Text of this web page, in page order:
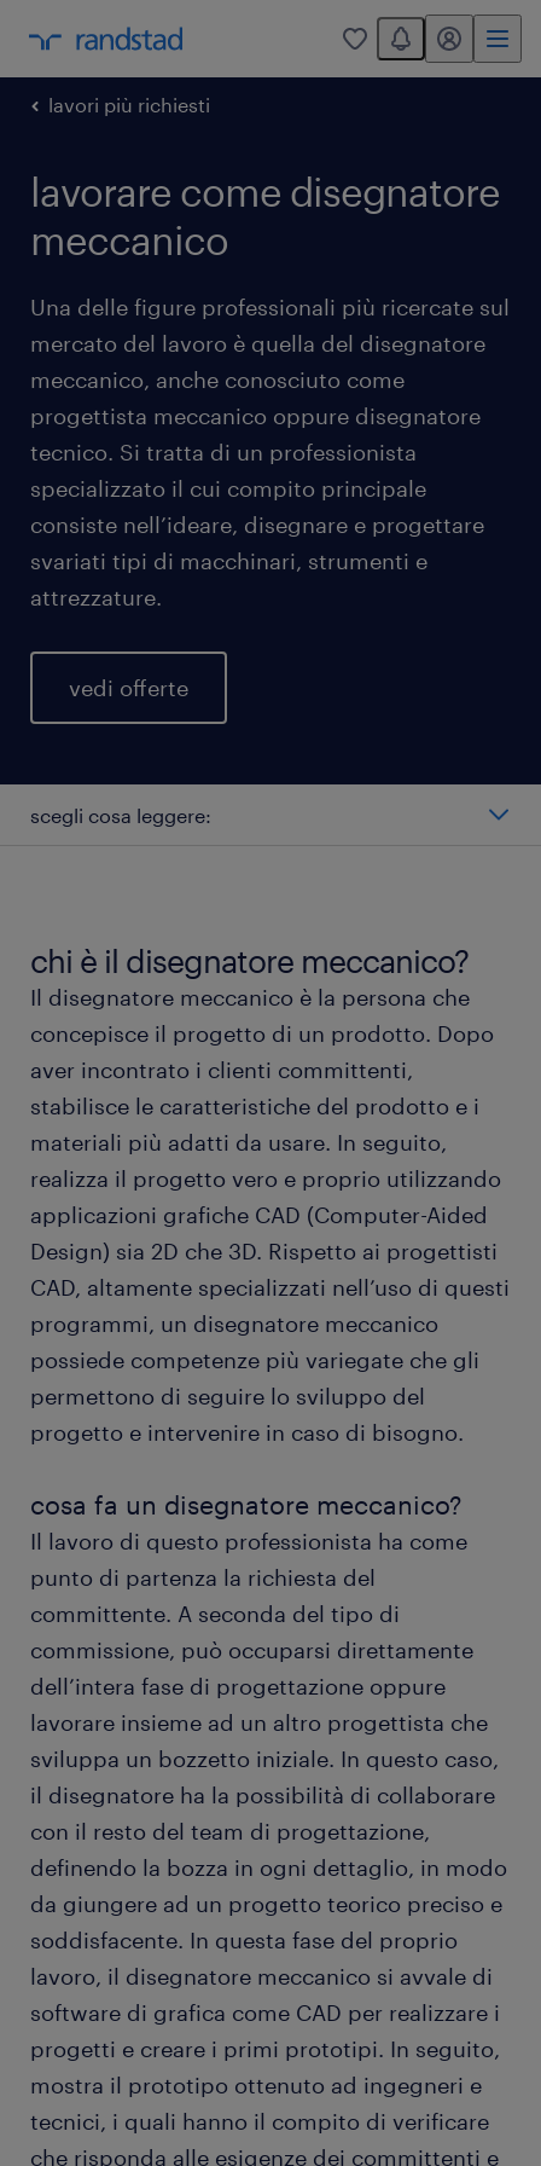
0
You have 0
my randstad
lavori più richiesti
lavorare come disegnatore
meccanico
Una delle figure professionali più ricercate sul
mercato del lavoro è quella del disegnatore
meccanico, anche conosciuto come
progettista meccanico oppure disegnatore
tecnico. Si tratta di un professionista
specializzato il cui compito principale
consiste nell’ideare, disegnare e progettare
svariati tipi di macchinari, strumenti e
attrezzature.
vedi offerte
scegli cosa leggere:
disegnatore meccanico stipendio
tipi di disegnatore meccanico
lavorare come disegnatore meccanico
istruzione e competenze
FAQ sul lavoro come disegnatore meccanico
chi è il disegnatore meccanico?
Il disegnatore meccanico è la persona che
concepisce il progetto di un prodotto. Dopo
aver incontrato i clienti committenti,
stabilisce le caratteristiche del prodotto e i
materiali più adatti da usare. In seguito,
realizza il progetto vero e proprio utilizzando
applicazioni grafiche CAD (Computer-Aided
Design) sia 2D che 3D. Rispetto ai progettisti
CAD, altamente specializzati nell’uso di questi
programmi, un disegnatore meccanico
possiede competenze più variegate che gli
permettono di seguire lo sviluppo del
progetto e intervenire in caso di bisogno.
cosa fa un disegnatore meccanico?
Il lavoro di questo professionista ha come
punto di partenza la richiesta del
committente. A seconda del tipo di
commissione, può occuparsi direttamente
dell’intera fase di progettazione oppure
lavorare insieme ad un altro progettista che
sviluppa un bozzetto iniziale. In questo caso,
il disegnatore ha la possibilità di collaborare
con il resto del team di progettazione,
definendo la bozza in ogni dettaglio, in modo
da giungere ad un progetto teorico preciso e
soddisfacente. In questa fase del proprio
lavoro, il disegnatore meccanico si avvale di
software di grafica come CAD per realizzare i
progetti e creare i primi prototipi. In seguito,
mostra il prototipo ottenuto ad ingegneri e
tecnici, i quali hanno il compito di verificare
che risponda alle esigenze dei committenti e